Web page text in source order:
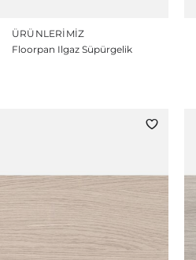
ÜRÜNLERIMIZ
Floorpan Ilgaz Süpürgelik